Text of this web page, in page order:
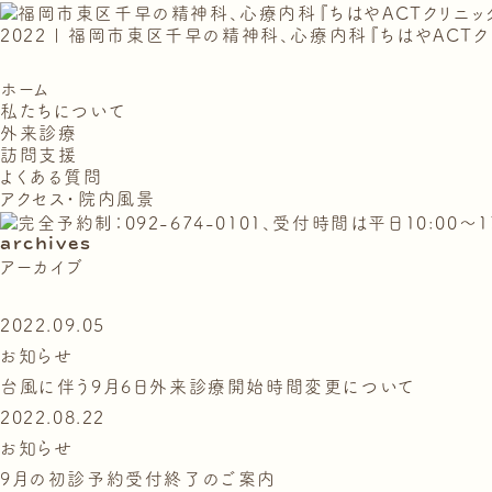
2022 | 福岡市東区千早の精神科、心療内科『ちはやACTクリ
ホーム
私たちについて
外来診療
訪問支援
よくある質問
アクセス・院内風景
archives
アーカイブ
2022.09.05
お知らせ
台風に伴う9月6日外来診療開始時間変更について
2022.08.22
お知らせ
9月の初診予約受付終了のご案内